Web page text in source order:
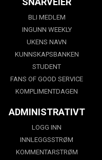
BLI MEDLEM
INGUNN WEEKLY
UKENS NAVN
KUNNSKAPSBANKEN
STUDENT
FANS OF GOOD SERVICE
KOMPLIMENTDAGEN
ADMINISTRATIVT
LOGG INN
INNLEGGSSTRØM
KOMMENTARSTRØM